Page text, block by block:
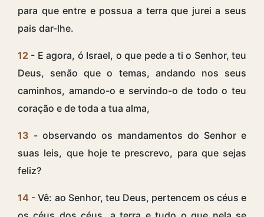
para que entre e possua a terra que jurei a seus
pais dar-lhe.
12 - E agora, ó Israel, o que pede a ti o Senhor, teu
Deus, senão que o temas, andando nos seus
caminhos, amando-o e servindo-o de todo o teu
coração e de toda a tua alma,
13 - observando os mandamentos do Senhor e
suas leis, que hoje te prescrevo, para que sejas
feliz?
14 - Vê: ao Senhor, teu Deus, pertencem os céus e